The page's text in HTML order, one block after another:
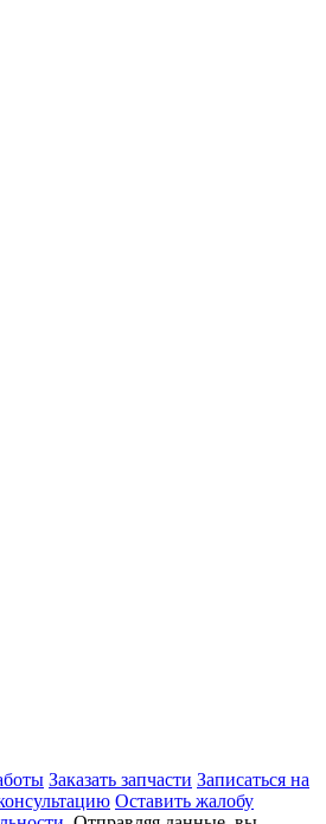
Заказать запчасти Записаться на
Оставить жалобу